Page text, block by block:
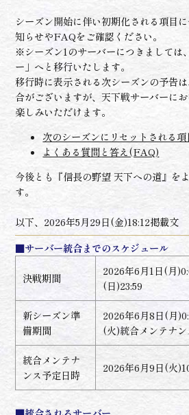
シーズン開始に伴い初期化される項目
知らせやFAQをご確認ください。
※シーズン1のサーバーにつきましては
ー」へと移行いたします。
移行時に表示される次シーズンの予告
合がございますが、天下戦サーバーに
楽しみいただけます。
次のシーズンにリセットされる
よくある質問と答え(FAQ)
今後とも『信長の野望 天下への道』を
す。
以下、2026年5月29日(金)18:12掲載文
■サーバー統合までのスケジュール
決戦期間
2026年6月1日(月
(日)23:59
新シーズン準
備期間
2026年6月8日(月
(火)統合メンテナ
統合メンテナ
ンス予定日時
2026年6月9日(火